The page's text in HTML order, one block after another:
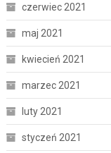
czerwiec 2021
maj 2021
kwiecień 2021
marzec 2021
luty 2021
styczeń 2021